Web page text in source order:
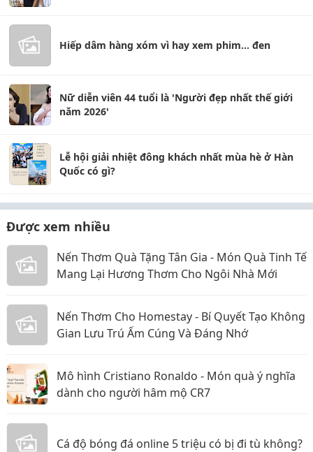
Hiếp dâm hàng xóm vì hay xem phim... đen
Nữ diễn viên 44 tuổi là 'Người đẹp nhất thế giới
năm 2026'
Lễ hội giải nhiệt đông khách nhất mùa hè ở Hàn
Quốc có gì?
Được xem nhiều
Nến Thơm Quà Tặng Tân Gia - Món Quà Tinh Tế
Mang Lại Hương Thơm Cho Ngôi Nhà Mới
Nến Thơm Cho Homestay - Bí Quyết Tạo Không
Gian Lưu Trú Ấm Cúng Và Đáng Nhớ
Mô hình Cristiano Ronaldo - Món quà ý nghĩa
dành cho người hâm mộ CR7
Cá độ bóng đá online 5 triệu có bị đi tù không?